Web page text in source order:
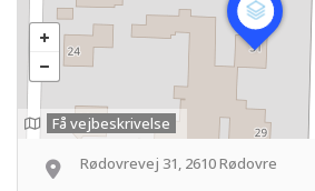
Få vejbeskrivelse
Rødovrevej 31, 2610 Rødovre